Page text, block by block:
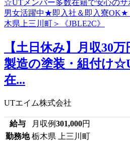
【土日休み】月収30
製造の塗装・組付け
在...
UTエイム株式会社
給与 月収例301,000円
勤務地 栃木県 上三川町